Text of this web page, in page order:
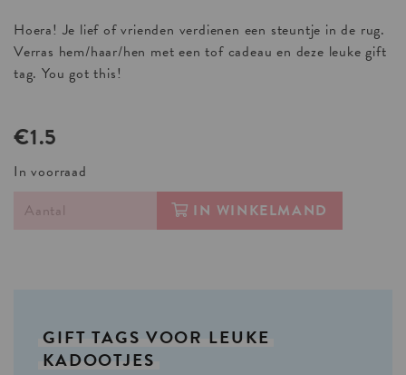
Hoera! Je lief of vrienden verdienen een steuntje in de rug.
Verras hem/haar/hen met een tof cadeau en deze leuke gift
tag. You got this!
€1.5
In voorraad
IN WINKELMAND
GIFT TAGS VOOR LEUKE
KADOOTJES